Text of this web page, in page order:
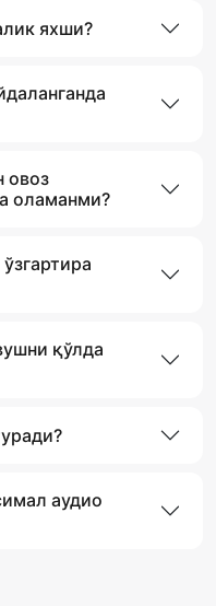
яхши?
овоз
оламанми?
қўлда
аудио